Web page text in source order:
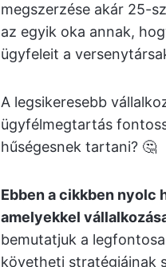
megszerzése akár 25-
az egyik oka annak,
ügyfeleit a
A legsikeresebb
ügyfélmegtartás
hűségesnek tartani? 🤔
Ebben a cikkben nyolc
amelyekkel
bemutatjuk a
követheti stratégiáinak